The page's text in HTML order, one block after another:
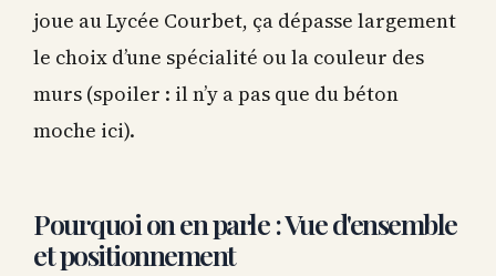
joue au Lycée Courbet, ça dépasse largement
le choix d’une spécialité ou la couleur des
murs (spoiler : il n’y a pas que du béton
moche ici).
Pourquoi on en parle : Vue d'ensemble
et positionnement